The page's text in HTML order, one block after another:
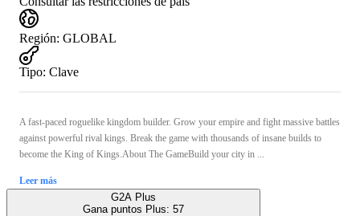
Región: GLOBAL
Tipo: Clave
A fast-paced roguelike kingdom builder. Grow your empire and fight massive battles
against powerful rival kings. Break the game with thousands of insane builds to
become the King of Kings.About The GameBuild your city in ...
Leer más
G2A Plus
Gana puntos Plus: 57